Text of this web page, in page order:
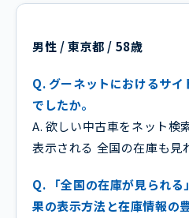
男性 / 東京都 / 58歳
Q. グーネットにおけるサ
でしたか。
A. 欲しい中古車をネット検
表示される 全国の在庫も見
Q. 「全国の在庫が見られ
果の表示方法と在庫情報の